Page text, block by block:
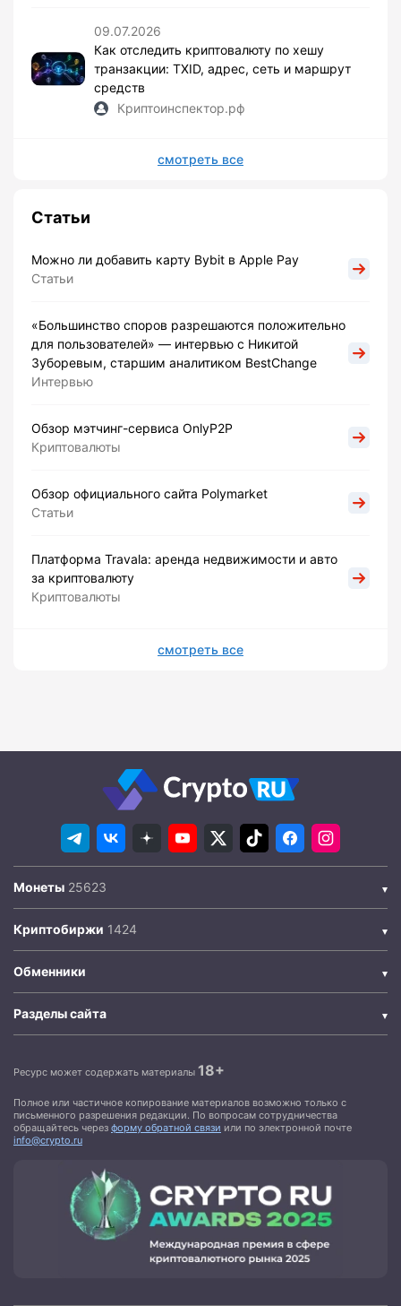
09.07.2026
Как отследить криптовалюту по хешу
транзакции: TXID, адрес, сеть и маршрут
средств
Криптоинспектор.рф
смотреть все
Статьи
Можно ли добавить карту Bybit в Apple Pay
Статьи
«Большинство споров разрешаются положительно
для пользователей» — интервью с Никитой
Зуборевым, старшим аналитиком BestChange
Интервью
Обзор мэтчинг-сервиса OnlyP2P
Криптовалюты
Обзор официального сайта Polymarket
Статьи
Платформа Travala: аренда недвижимости и авто
за криптовалюту
Криптовалюты
смотреть все
Монеты
Криптобиржи
Обменники
Разделы сайта
Ресурс может содержать материалы 18+
Полное или частичное копирование материалов возможно только с
письменного разрешения редакции. По вопросам сотрудничества
обращайтесь через форму обратной связи или по электронной почте
info@crypto.ru